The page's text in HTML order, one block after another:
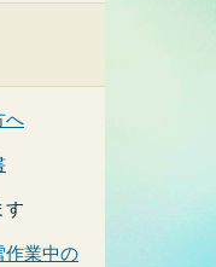
へ
す
作業中の